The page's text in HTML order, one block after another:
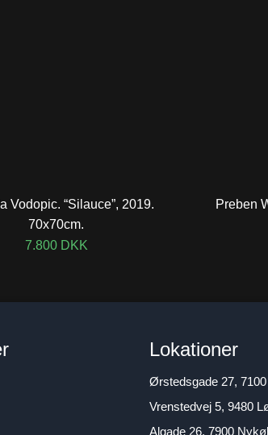
Vodopic. “Silauce”, 2019.
70x70cm.
7.800 DKK
Preben
Lokationer
Ørstedsgade 27, 7100
Vrenstedvej 5, 9480
Algade 26, 7900